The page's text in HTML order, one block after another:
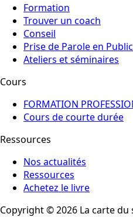
Formation
Trouver un coach
Conseil
Prise de Parole en Public
Ateliers et séminaires
Cours
FORMATION
Cours de courte durée
Ressources
Nos actualités
Ressources
Achetez le livre
Copyright © 2026 La carte du